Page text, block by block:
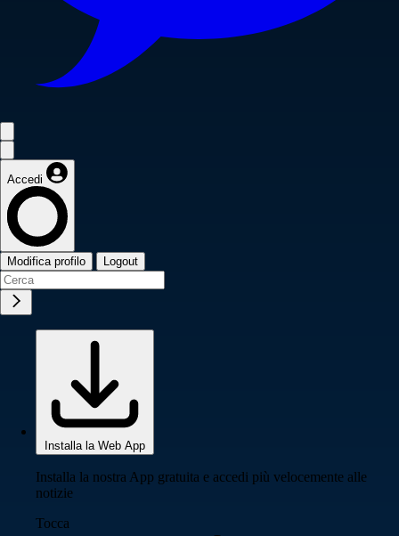
Accedi
Modifica profilo Logout
Installa la Web App
Installa la nostra App gratuita e accedi più velocemente alle
notizie
Tocca